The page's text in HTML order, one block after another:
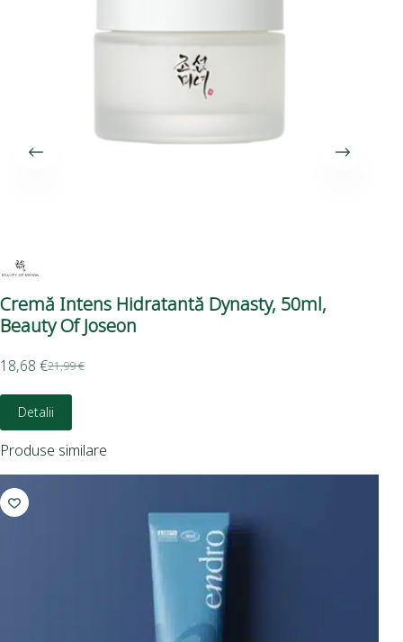
Cremă Intens Hidratantă Dynasty, 50ml,
Beauty Of Joseon
21,99€
18,68 €
Detalii
Produse similare